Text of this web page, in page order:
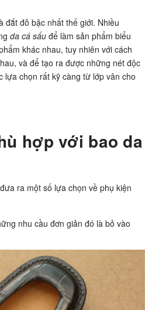
đắt đỏ bậc nhất thế giới. Nhiều
da cá sấu để làm sản phẩm biểu
khác nhau, tuy nhiên với cách
và để tạo ra được những nét độc
chọn rất kỹ càng từ lớp vân cho
hợp với bao da
ra một số lựa chọn về phụ kiện
nhu cầu đơn giản đó là bỏ vào